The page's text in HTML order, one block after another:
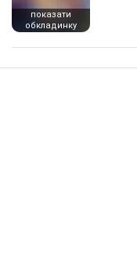
показати
обкладинку